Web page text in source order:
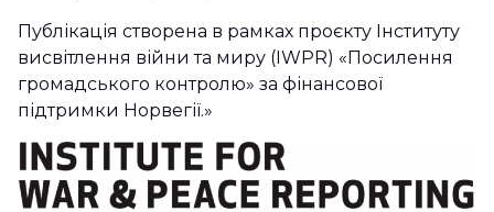
Публікація створена в рамках проєкту Інституту
висвітлення війни та миру (IWPR) «Посилення
громадського контролю» за фінансової
підтримки Норвегії.»